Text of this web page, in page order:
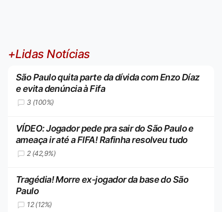
+Lidas Notícias
São Paulo quita parte da dívida com Enzo Díaz
e evita denúncia à Fifa
3 (100%)
VÍDEO: Jogador pede pra sair do São Paulo e
ameaça ir até a FIFA! Rafinha resolveu tudo
2 (42,9%)
Tragédia! Morre ex-jogador da base do São
Paulo
12 (12%)